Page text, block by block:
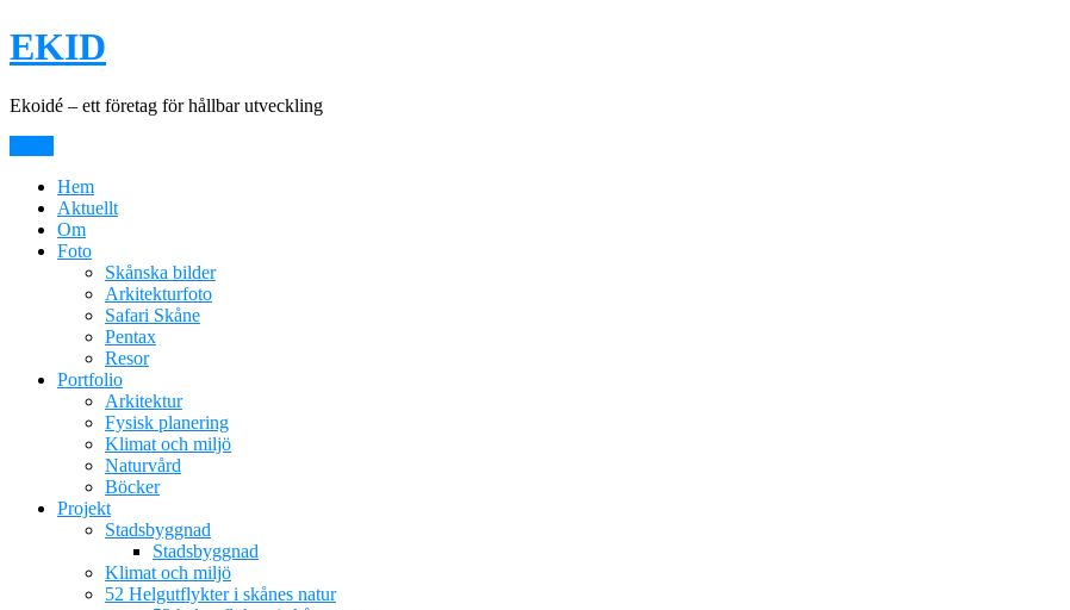
Hoppa
till
EKID
Ekoidé – ett företag för hållbar utveckling
Hem
Aktuellt
Om
Foto
Skånska bilder
Arkitekturfoto
Safari Skåne
Pentax
Resor
Portfolio
Arkitektur
Fysisk planering
Klimat och miljö
Naturvård
Böcker
Projekt
Stadsbyggnad
Stadsbyggnad
Klimat och miljö
52 Helgutflykter i skånes natur